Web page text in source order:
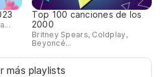
Top 100 canciones de los
2000
Britney Spears, Coldplay,
Beyoncé...
más playlists